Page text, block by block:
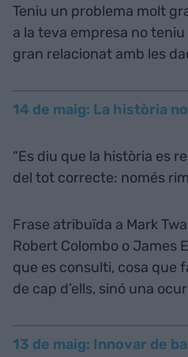
Teniu un problema molt
a la teva empresa no
gran relacionat amb les
14 de maig: La història
“Es diu que la història es
del tot correcte: només
Frase atribuïda a Mark
Robert Colombo o James
que es consulti, cosa que
de cap d’ells, sinó una
13 de maig: Innovar de